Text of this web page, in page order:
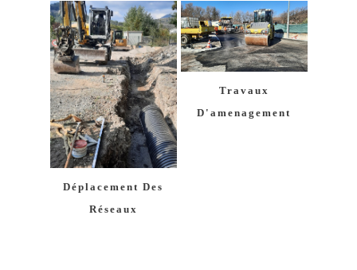
Déplacement Des
Réseaux
Travaux
D'amenagement